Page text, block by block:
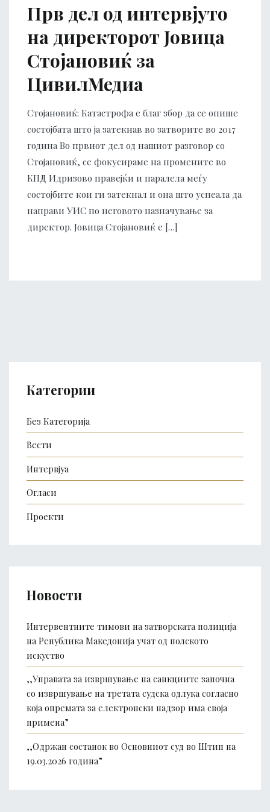
Прв дел од интервјуто
на директорот Јовица
Стојановиќ за
ЦивилМедиа
Стојановиќ: Катастрофа е благ збор да се опише
состојбата што ја затекнав во затворите во 2017
година Во првиот дел од нашиот разговор со
Стојановиќ, се фокусираме на промените во
КПД Идризово правејќи и паралела меѓу
состојбите кои ги затекнал и она што успеала да
направи УИС по неговото назначување за
директор. Јовица Стојановиќ е […]
Категории
Без Категорија
Вести
Интервјуа
Огласи
Проекти
Новости
Интервентните тимови на затворската полиција
на Република Македонија учат од полското
искуство
,,Управата за извршување на санкциите започна
со извршување на третата судска одлука согласно
која опремата за електронски надзор има своја
примена”
,,Одржан состанок во Основниот суд во Штип на
19.03.2026 година”